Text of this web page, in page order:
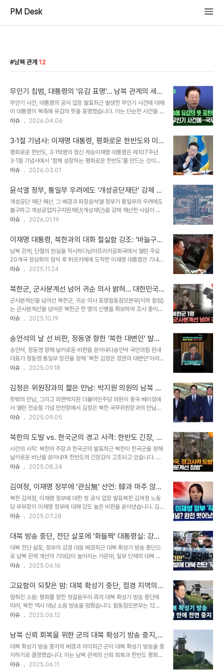
PM Desk
남북 관계 12
무인기 침범, 대통령의 '유감 표명'… 남북 관계의 새로
운 국면?
무인기 사건, 대통령의 공식 입장 발표최근 발생한 무인기 사건에 대해
이 대통령이 북측에 유감의 뜻을 표명했습니다. 이는 단순한 사건을 넘
어 남북 관계에 미칠 파장에 대한 깊은 고민을 담고 있습니다. 이번 발
다. 엇갈리는 남북 관계, 평화의 길은?이번 유감 표명은 경색된 남북
관계 속에서 평화적인 해결을 모색하려는 의지로 해석됩니다. 하지만
북측의 반응에 따라 상황은 달라질 수 있으며, 앞으로의 남북 관계는
더욱 복잡한 양상을 띨 것으로 예상됩니다. 우리는 이 사건을 통해 긴
장 완화와 상호 신뢰 구축의 중요성을 다시 한번 깨닫게 됩니다. 국민
폭시키는 계기가 ..
이슈 2026.04.06
3·1절 기념사: 이재명 대통령, 평화로운 한반도와 미
래지향적 한일 관계 강조
평화로운 한반도, 3·1혁명의 정신 계승이재명 대통령은 제107주년
3·1절 기념사에서 '함께 성장하는 평화로운 한반도'를 만드는 것이
3·1혁명의 정신을 계승하는 길이라고 강조했습니다. 남북 간 긴장 완
노력을 다하겠다고 밝혔습니다. 북측의 체제를 존중하고 어떠한 적대
행위나 흡수 통일도 추구하지 않을 것이며, 군사적 긴장을 낮추고 상호
신뢰를 회복하기 위한 조치를 선제적으로 취해 나가겠다고 말했습니
다. 또한, 작년 무인기 침투 사건과 같은 한반도 평화를 위협하는 사건
이 재발하지 않도록 철저히 진상을 규명하고 제도적 방지 장치를 마련
령은 북측과의 대화 재개 노력을 지..
이슈 2026.03.01
윤석열 정부, 통일부 우려에도 '개성공단재단' 강제 해
산... 북한 무단 사용 빌미 제공?
개성공단 재단 해산, 그 배경과 파장윤석열 정부가 통일부의 우려에도
불구하고 개성공업지구지원재단(개성재단)을 강제 해산한 사실이 드
러나 파장이 일고 있습니다. 이는 북한의 개성공단 무단 가동 빌미를
재 북한은 해산 이후 40개 이상의 공장을 무단 사용하고 있는 것으로
확인되었습니다. 이 결정의 배경과 그로 인한 결과에 대해 자세히 살펴
보겠습니다. 통일부의 우려와 국가안보실의 결정2023년 5월, 통일
부는 국가안보실의 요구에 따라 개성재단 관리 방안을 보고했습니다.
통일부는 당시 보고에서 “재단 해산 등 조치는 남북합의 파기, 개성공
있다”고 밝혔습니다. 2007년 설립..
이슈 2026.01.19
이재명 대통령, 북한과의 대화 절실함 강조: '바늘구
멍'이라도 뚫어야
남북 관계, 단절의 현실을 직시하다남아프리카공화국에서 열린 주요
20개국 정상회의 참석 후 튀르키예에 도착한 이재명 대통령은 기내
간담회에서 북한과의 대화 필요성을 강력하게 피력했습니다. 이 대통
작동하지 않을 만큼 완전히 단절되어 있다고 진단했습니다. 이러한 상
황에서 우발적인 충돌 발생 시 해결책이 없다는 점을 강조하며, 대화
재개의 시급성을 역설했습니다. 이는 북한과의 소통 부재로 인한 위험
성을 경고하고, 대화의 물꼬를 트기 위한 적극적인 노력을 촉구하는 메
시지로 해석됩니다. 소통 부재의 위험성: 우발적 충돌의 가능성이재명
경우 해결할 방법이 없다고 강하게 우려했습니..
이슈 2025.11.24
북한군, 군사분계선 넘어 귀순 의사 밝혀… 대한민국
으로의 귀환
군사분계선을 넘어선 북한군, 귀순 의사 표명합동참모본부(이하 합참)
는 군사분계선을 넘어온 북한군 한 명의 신병을 확보하여 조사 중이라
고 밝혔습니다. 오늘 오전, 북한군 한 명이 중부전선의 군사분계선을
들에게 큰 관심을 불러일으키며, 남북 관계에 대한 새로운 시각을 제시
하고 있습니다. 우리 군의 신속한 대응과 귀순 과정우리 군은 해당 북
한군의 움직임을 미리 포착하여 추적 감시했으며, 정상적인 유도 작전
을 통해 신병을 확보했습니다. 합참은 이 북한군이 귀순 의사를 밝힌
상태라고 설명했습니다. 이는 군사적 긴장감이 고조된 상황 속에서도
의 노력을 보여주는 사례입니다. ..
이슈 2025.10.19
송언석의 날 선 비판, 정동영 향한 '북한 대변인' 발언
에 통일부 발끈
송언석, 정동영 향해 날카로운 비판을 쏟아내다송언석 국민의힘 원내
대표가 정동영 통일부 장관을 향해 '북한 김정은 정권의 대변인'이라는
강도 높은 비판을 쏟아내며 정치권에 파란을 일으켰습니다. 8월 20일
는 사뭇 다른 긴장감이 감도는 상황입니다. 송 원내대표의 발언은 정부
조직법 토론회에서 나왔으며, 정 장관의 발언을 문제 삼으며 직책 수행
자격을 문제 삼았습니다. 그는 북한의 잇따른 도발에도 불구하고 대한
민국이 먼저 도발했다는 주장을 한 점을 강하게 비판했습니다. 이러한
발언은 여야 간의 날카로운 대립을 예고하며 향후 정치적 갈등을 심화
일부는 즉각적인 입장문을 통해 송언..
이슈 2025.09.18
김정은 위원장과의 짧은 만남: 박지원 의원의 남북 대
화 재개 노력
뜻밖의 만남, 그리고 외면박지원 더불어민주당 의원이 중국 베이징에
서 열린 전승절 기념 만찬장에서 김정은 북한 국무위원장과의 만남을
시도했지만, 북한 측의 반응은 호의적이지 않았습니다. 박 의원은 '김
에 막혀 김 위원장은 뒤돌아보지 않았습니다. 최선희 외무상 역시 박
의원을 외면했습니다. 이 만남은 남북 관계에 대한 새로운 시각을 제시
하며, 대화 재개를 위한 노력을 보여주는 중요한 사건으로 기록될 것입
니다. 2000년 6·15 남북 정상회담과 비교박 의원은 이번 만남을 과
거 2000년 6·15 남북 정상회담 당시와 비교하며, 당시보다 훨씬 나
의 대화를 진정으로 원한다는..
이슈 2025.09.05
북한의 도발 vs. 한국군의 경고 사격: 한반도 긴장, 어
디로 향하는가?
사건의 시작: 북한의 주장과 한국군의 발표최근 북한이 한국군을 향해
날카로운 비난을 쏟아내며 한반도의 긴장감이 고조되고 있습니다. 북
한은 한국군이 자신들을 향해 경고사격을 가했다고 주장하며, 이는 한
행위라고 비난했습니다. 이에 대해 우리 군은 북한군이 군사분계선을
침범하여 경고사격을 가했고, 이후 북한군은 북상했다고 밝혔습니다.
이러한 상반된 주장은 현재 한반도 상황이 얼마나 불안정한지를 여실
히 보여줍니다. 특히, 우리 군은 북한군의 군사분계선 침범 사실을 즉
시 공개하지 않았다는 점에서 의문을 자아냅니다. 북한의 주장에 대한
시점입니다. 북한의 반발: 담화 발..
이슈 2025.08.24
김여정, 이재명 정부에 '관심無' 선언: 韓과 마주 앉을
일 없다
북한 김여정, 이재명 정부에 대한 첫 공식 입장 발표북한 김여정 노동
당 부부장이 이재명 정부에 대해 강도 높은 비판을 쏟아냈습니다. 김
부부장은 28일, '조한관계는 동족이라는 개념의 시간대를 완전히 벗
밝혔습니다. 그녀는 이재명 정부가 아무리 '동족 흉내'를 내더라도 한
국에 대한 북한의 인식에는 변화가 없을 것이라고 못 박았습니다. 대화
거부, '관심 없다' 선언: 남북 관계 개선 노력에 찬물김 부부장은 이재
명 정부가 북한의 관심을 끌기 위해 노력해도 소용없다고 일축했습니
다. 그녀는 한국과 마주 앉아 논의할 문제조차 없다는 입장을 분명히
발언으로 해석됩니다. 북한..
이슈 2025.07.28
대북 방송 중단, 전단 살포에 '화들짝' 대통령실: 강경
대응 배경과 전망
대북 전단 살포, 정부의 강경 대응 배경최근 대북 확성기 방송 중단으
로 남북 관계 개선의 기대감이 높아지는 가운데, 일부 단체의 대북 전
단 살포가 정부의 강력한 반발을 샀습니다. 대통령실은 관련 법령 위반
을 고조시키는 행위라고 비판하며 강경 대응을 시사했습니다. 이러한
조치는 남북 간 화해 분위기를 해치고 접경 지역 주민의 안전을 위협할
수 있다는 우려에 따른 것입니다. 경찰은 이미 항공안전법 위반 혐의로
수사에 착수했으며, 통일부는 범정부 대책 마련 회의를 통해 예방 조치
와 사후 처벌 강화 방안을 논의할 예정입니다. 대북 전단 살포 관련 법
으로 인해 법적 쟁점을 ..
이슈 2025.06.16
고요함이 되찾은 밤: 대북 확성기 중단, 접경 지역의
희소식
멈춰진 소음: 평화를 향한 첫걸음우리 측의 대북 확성기 방송 중단에
따라, 북한 역시 대남 소음 방송을 멈췄습니다. 합동참모본부는 12일,
북한의 대남 소음 방송이 더 이상 청취되지 않았음을 확인하며, 북한의
장 완화의 신호탄으로 해석될 수 있습니다. 마지막 소음: 서부전선에서
들려온 마지막 외침북한의 대남 소음 방송은 지역별로 내용과 시간대
가 달랐습니다. 합참 관계자에 따르면, '어제 늦은 밤 서부전선에서 마
지막으로 들렸고, 이후에는 없었다'고 합니다. 이는 북한이 우리 측의
결정에 즉각적으로 반응했음을 보여주는 중요한 증거입니다. 고통의
이슈 2025.06.12
남북 신뢰 회복을 위한 군의 대북 확성기 방송 중지,
새로운 전환점이 될까?
대북 확성기 방송 중지의 배경과 의미최근 군이 대북 확성기 방송을 중
지하기로 결정했습니다. 이는 남북 관계의 신뢰 회복과 한반도 평화를
위한 대국민 공약을 이행하는 차원에서 이루어진 조치입니다. 군 관계
이슈 2025.06.11